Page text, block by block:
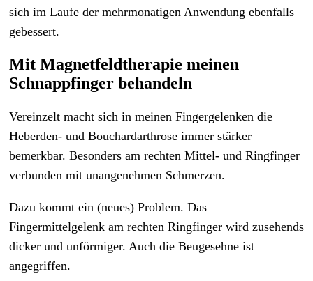
sich im Laufe der mehrmonatigen Anwendung ebenfalls
gebessert.
Mit Magnetfeldtherapie meinen
Schnappfinger behandeln
Vereinzelt macht sich in meinen Fingergelenken die
Heberden- und Bouchardarthrose immer stärker
bemerkbar. Besonders am rechten Mittel- und Ringfinger
verbunden mit unangenehmen Schmerzen.
Dazu kommt ein (neues) Problem. Das
Fingermittelgelenk am rechten Ringfinger wird zusehends
dicker und unförmiger. Auch die Beugesehne ist
angegriffen.